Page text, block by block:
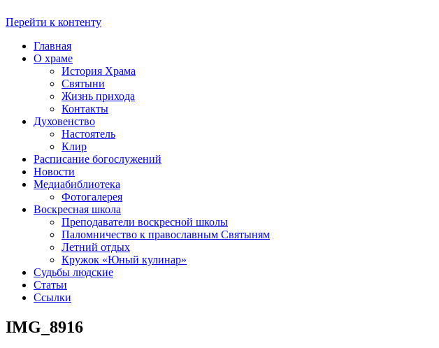
Перейти к контенту
Главная
О храме
История Храма
Святыни
Жизнь прихода
Контакты
Духовенство
Настоятель
Клир
Расписание богослужений
Новости
Медиабиблиотека
Фотогалерея
Воскресная школа
Преподаватели воскресной школы
Паломничество к православным Святыням
Летний отдых
Кружок «Юный кулинар»
Судьбы людские
Статьи
Ссылки
IMG_8916